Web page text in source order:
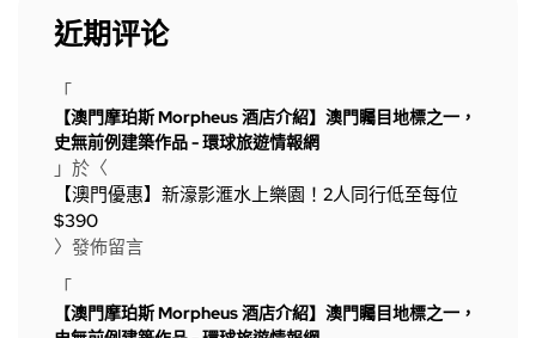
近期评论
「
【澳門摩珀斯 Morpheus 酒店介紹】澳門矚目地標之一，
史無前例建築作品 - 環球旅遊情報網
」於〈
【澳門優惠】新濠影滙水上樂園！2人同行低至每位
$390
〉發佈留言
「
【澳門摩珀斯 Morpheus 酒店介紹】澳門矚目地標之一，